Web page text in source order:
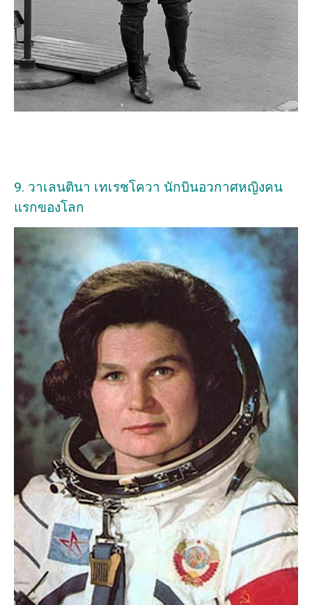
9. วาเลนตินา เทเรชโควา นักบินอวกาศหญิงคน
แรกของโลก